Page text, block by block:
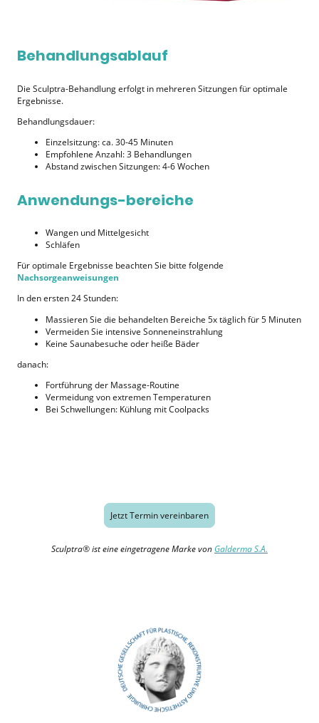
Behandlungsablauf
Die Sculptra-Behandlung erfolgt in mehreren Sitzungen für optimale
Ergebnisse.
Behandlungsdauer:
Einzelsitzung: ca. 30-45 Minuten
Empfohlene Anzahl: 3 Behandlungen
Abstand zwischen Sitzungen: 4-6 Wochen
Anwendungs-bereiche
Wangen und Mittelgesicht
Schläfen
Für optimale Ergebnisse beachten Sie bitte folgende
Nachsorgeanweisungen
In den ersten 24 Stunden:
Massieren Sie die behandelten Bereiche 5x täglich für 5 Minuten
Vermeiden Sie intensive Sonneneinstrahlung
Keine Saunabesuche oder heiße Bäder
danach:
Fortführung der Massage-Routine
Vermeidung von extremen Temperaturen
Bei Schwellungen: Kühlung mit Coolpacks
Jetzt Termin vereinbaren
Sculptra® ist eine eingetragene Marke von Galderma S.A.